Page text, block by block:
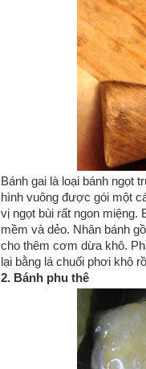
Bánh gai là loại bánh ngọt
hình vuông được gói một
vị ngọt bùi rất ngon miệng.
mềm và dẻo. Nhân bánh
cho thêm cơm dừa khô.
lại bằng lá chuối phơi khô
2. Bánh phu thê